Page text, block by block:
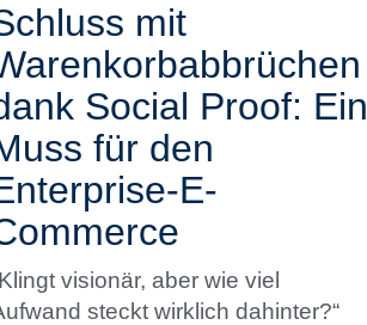
mit
Social Proof: Ein
für den
E-
visionär, aber wie viel
steckt wirklich dahinter?“